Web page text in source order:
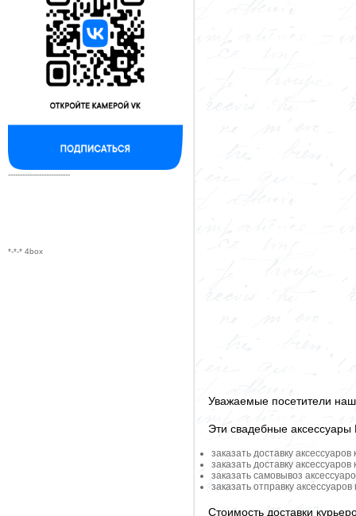
--------------------------
*-*-* 4box
Уважаемые посетители
Эти свадебные
заказать доставку
заказать доставку
заказать самовывоз
заказать отправку
Стоимость доставки